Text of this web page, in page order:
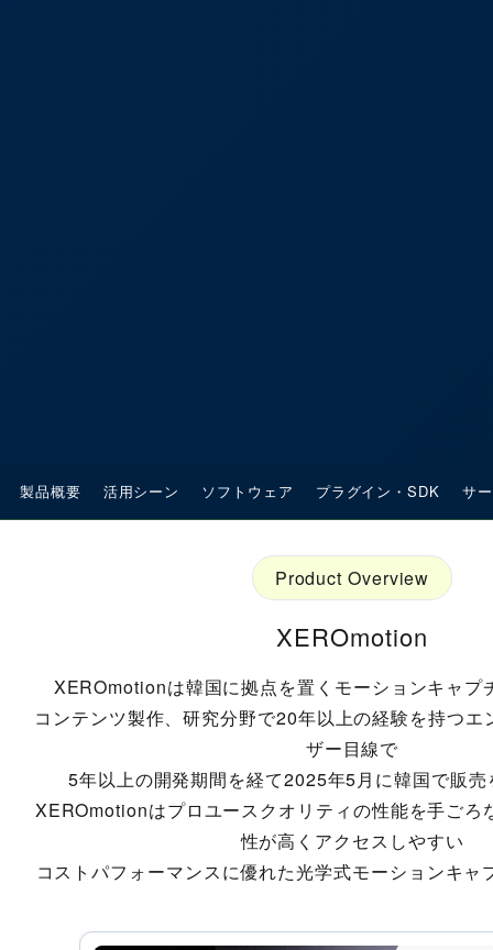
製品概要 活用シーン ソフトウェア プラグイン・SDK サ
Product Overview
XEROmotion
XEROmotionは韓国に拠点を置くモーションキャプ
コンテンツ製作、研究分野で20年以上の経験を持つエ
ザー目線で
5年以上の開発期間を経て2025年5月に韓国で販
XEROmotionはプロユースクオリティの性能を手ごろ
性が高くアクセスしやすい
コストパフォーマンスに優れた光学式モーションキャ